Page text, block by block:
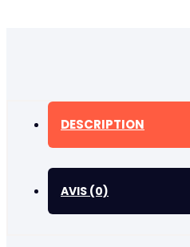
DESCRIPTION
AVIS (0)